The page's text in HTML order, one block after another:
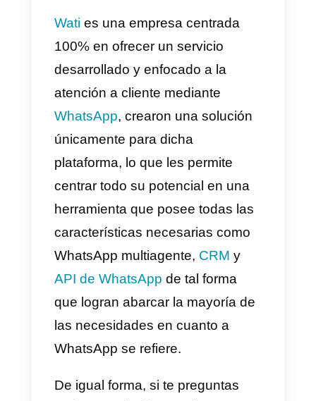
¿Debería
adquirir
Wati?
Alternativa
s a Wati
Waties una empresa centrada
100% en ofrecer un servicio
desarrollado y enfocado a la
atención a cliente mediante
WhatsApp, crearon una solución
únicamente para dicha
plataforma, lo que les permite
centrar todo su potencial en una
herramienta que posee todas las